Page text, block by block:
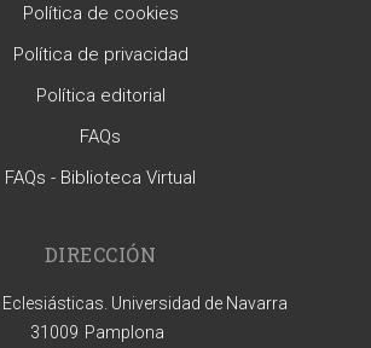
Política de cookies
Política de privacidad
Política editorial
FAQs
FAQs - Biblioteca Virtual
DIRECCIÓN
Universidad de Navarra
31009 Pamplona